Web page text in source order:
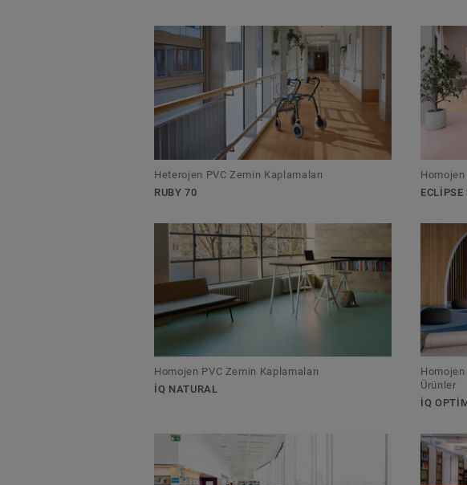
Heterojen PVC Zemin Kaplamaları
RUBY 70
Homojen
ECLIPSE
Homojen PVC Zemin Kaplamaları
IQ NATURAL
Ürünler
IQ